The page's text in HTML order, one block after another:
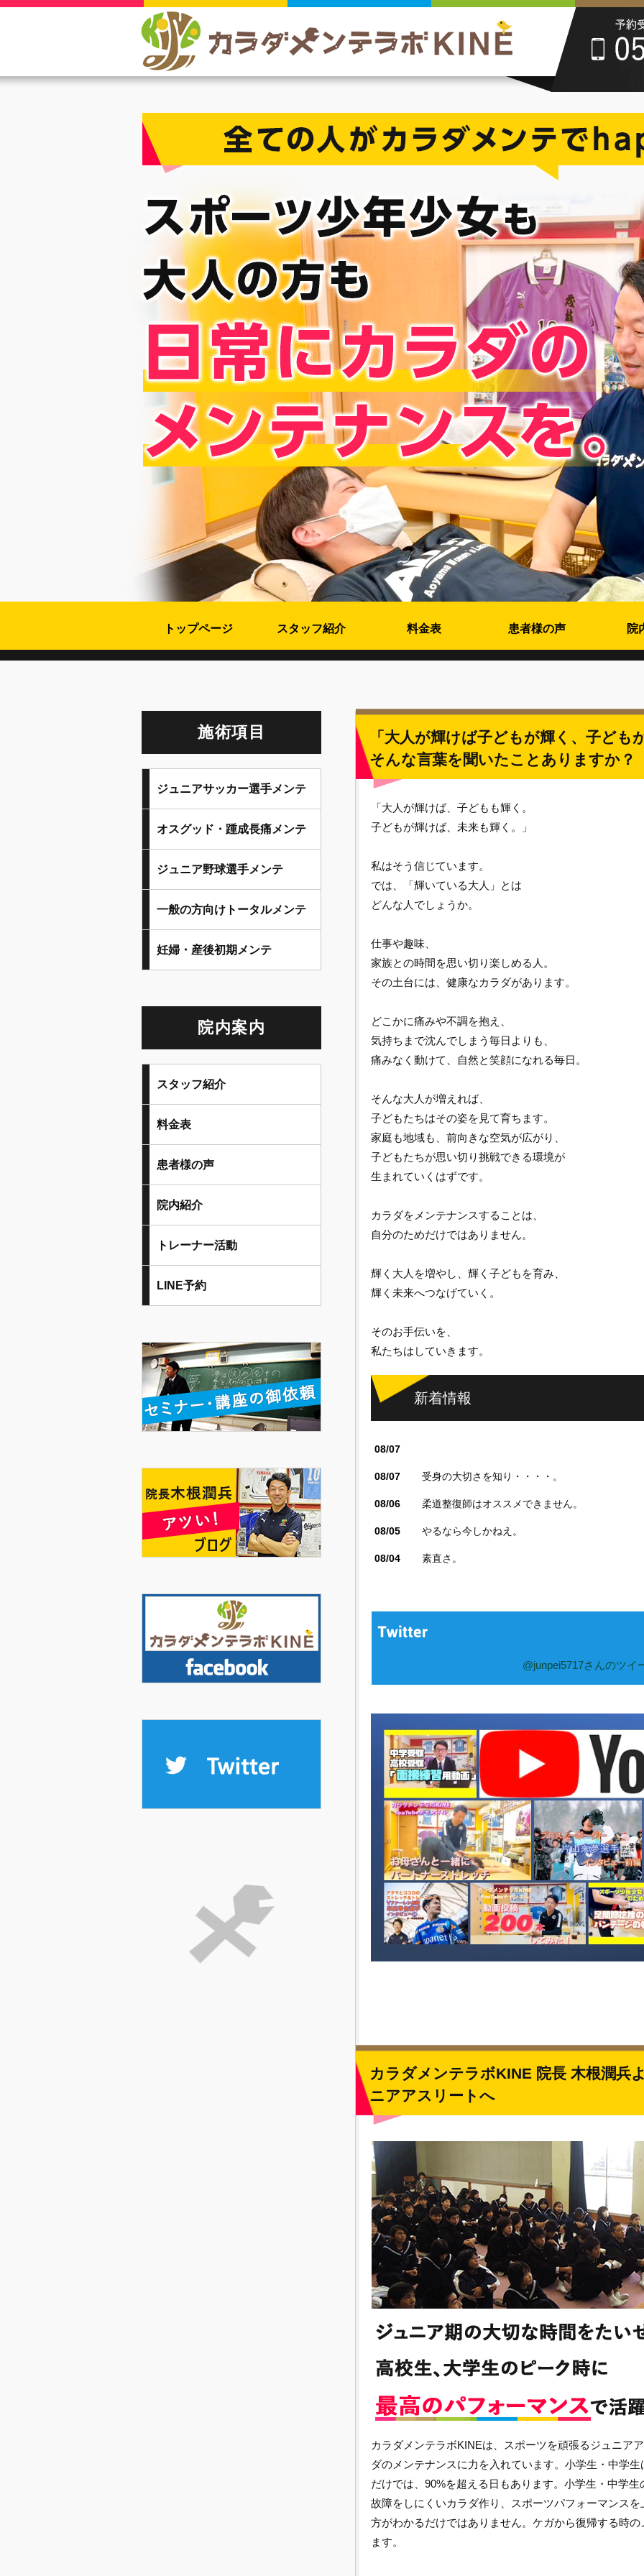
トップページ スタッフ紹介 料金表 患者様の声 院
「大人が輝けば子どもが輝く、子ども
そんな言葉を聞いたことありますか？
「大人が輝けば、子どもも輝く。
子どもが輝けば、未来も輝く。」
私はそう信じています。
では、「輝いている大人」とは
どんな人でしょうか。
仕事や趣味、
家族との時間を思い切り楽しめる人。
その土台には、健康なカラダがあります。
どこかに痛みや不調を抱え、
気持ちまで沈んでしまう毎日よりも、
痛みなく動けて、自然と笑顔になれる毎日。
そんな大人が増えれば、
子どもたちはその姿を見て育ちます。
家庭も地域も、前向きな空気が広がり、
子どもたちが思い切り挑戦できる環境が
生まれていくはずです。
カラダをメンテナンスすることは、
自分のためだけではありません。
輝く大人を増やし、輝く子どもを育み、
輝く未来へつなげていく。
そのお手伝いを、
私たちはしていきます。
新着情報
08/07
08/07 受身の大切さを知り・・・・。
08/06 柔道整復師はオススメできません。
08/05 やるなら今しかねえ。
08/04 素直さ。
@junpei5717さんのツイ
カラダメンテラボKINE 院長 木根潤兵
ニアアスリートへ
カラダメンテラボKINEは、スポーツを頑張るジュニア
ダのメンテナンスに力を入れています。小学生・中学
だけでは、90%を超える日もあります。小学生・中学
故障をしにくいカラダ作り、スポーツパフォーマンス
方がわかるだけではありません。ケガから復帰する時
ます。
施術項目
ジュニアサッカー選手メンテ
オスグッド・踵成長痛メンテ
ジュニア野球選手メンテ
一般の方向けトータルメンテ
妊婦・産後初期メンテ
院内案内
スタッフ紹介
料金表
患者様の声
院内紹介
トレーナー活動
LINE予約